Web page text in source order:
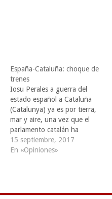
España-Cataluña: choque de
trenes
Iosu Perales a guerra del
estado español a Cataluña
(Catalunya) ya es por tierra,
mar y aire, una vez que el
parlamento catalán ha
aprobado la celebración del
referéndum del 1 de Octubre y
15 septiembre, 2017
En «Opiniones»